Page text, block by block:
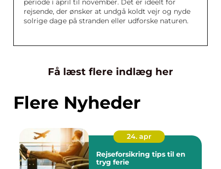
periode i april til november. Det er ideelt for
rejsende, der ønsker at undgå koldt vejr og nyde
solrige dage på stranden eller udforske naturen.
Få læst flere indlæg her
Flere Nyheder
24. apr
Rejseforsikring tips til en
tryg ferie